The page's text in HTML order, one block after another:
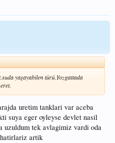
yaşayabilen türü.Yozgattada
uretim tanklari var aceba
suya eger oyleyse devlet nasil
uzuldum tek avlagimiz vardi oda
artik